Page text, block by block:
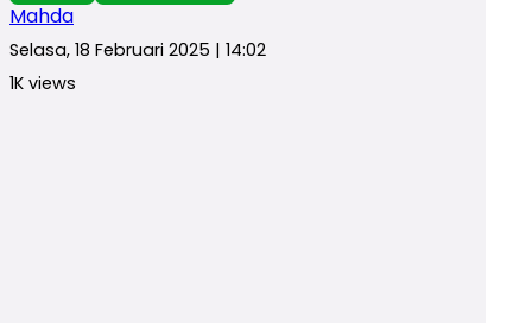
Mahda
Selasa, 18 Februari 2025 | 14:02
1K views